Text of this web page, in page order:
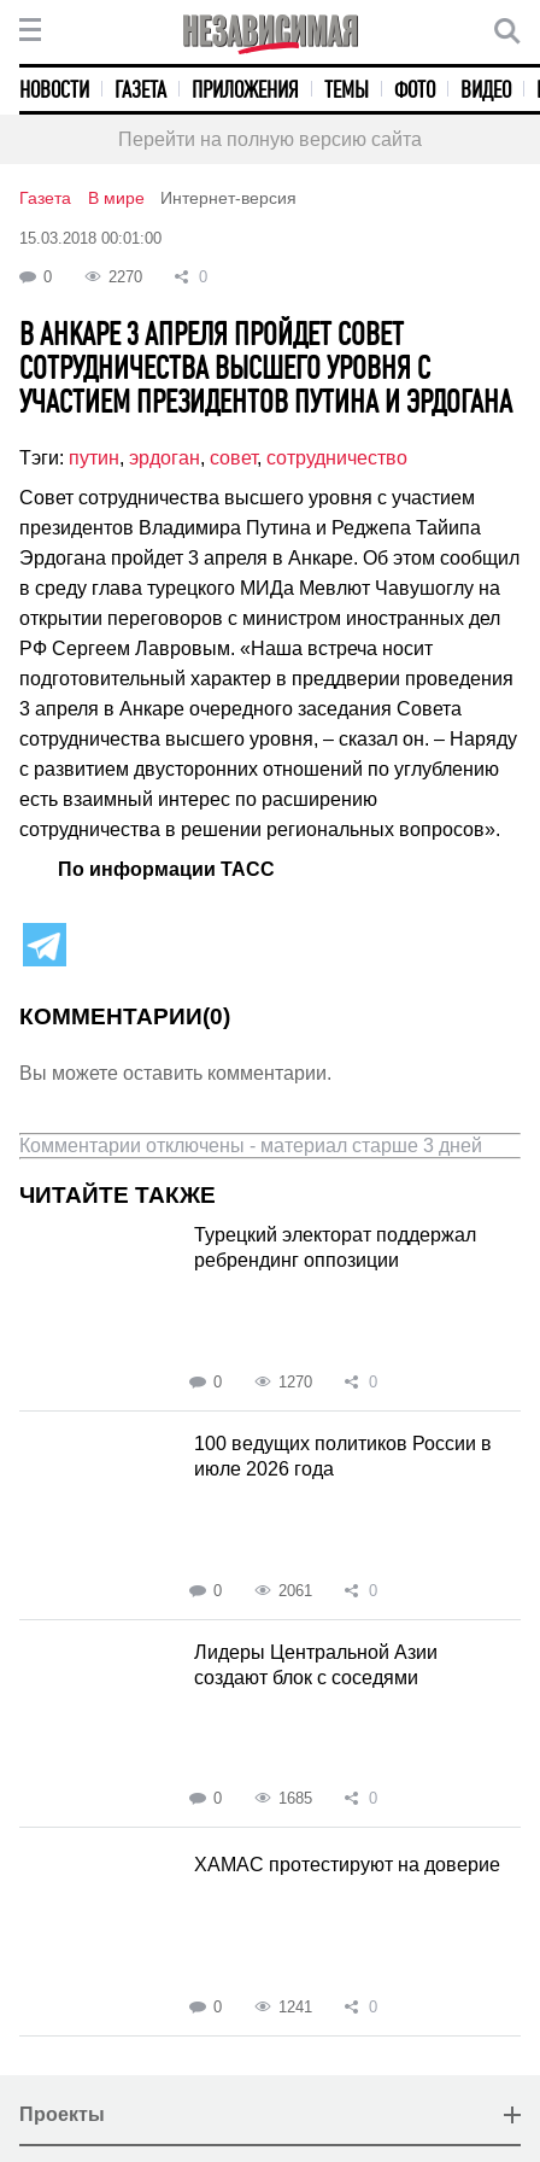
НОВОСТИ ГАЗЕТА ПРИЛОЖЕНИЯ ТЕМЫ ФОТО ВИДЕО
Перейти на полную версию сайта
Газета В мире Интернет-версия
15.03.2018 00:01:00
0 2270 0
В АНКАРЕ 3 АПРЕЛЯ ПРОЙДЕТ СОВЕТ
СОТРУДНИЧЕСТВА ВЫСШЕГО УРОВНЯ С
УЧАСТИЕМ ПРЕЗИДЕНТОВ ПУТИНА И ЭРДОГАНА
Тэги: путин, эрдоган, совет, сотрудничество
Совет сотрудничества высшего уровня с участием
президентов Владимира Путина и Реджепа Тайипа
Эрдогана пройдет 3 апреля в Анкаре. Об этом сообщил
в среду глава турецкого МИДа Мевлют Чавушоглу на
открытии переговоров с министром иностранных дел
РФ Сергеем Лавровым. «Наша встреча носит
подготовительный характер в преддверии проведения
3 апреля в Анкаре очередного заседания Совета
сотрудничества высшего уровня, – сказал он. – Наряду
с развитием двусторонних отношений по углублению
есть взаимный интерес по расширению
сотрудничества в решении региональных вопросов».
По информации ТАСС
КОММЕНТАРИИ(0)
Вы можете оставить комментарии.
Комментарии отключены - материал старше 3 дней
ЧИТАЙТЕ ТАКЖЕ
Турецкий электорат поддержал
ребрендинг оппозиции
0 1270 0
100 ведущих политиков России в
июле 2026 года
0 2061 0
Лидеры Центральной Азии
создают блок с соседями
0 1685 0
ХАМАС протестируют на доверие
0 1241 0
Проекты